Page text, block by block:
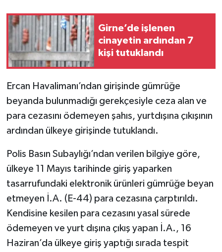
Girne’de işlenen
cinayetin ardından 7
kişi tutuklandı
Ercan Havalimanı’ndan girişinde gümrüğe
beyanda bulunmadığı gerekçesiyle ceza alan ve
para cezasını ödemeyen şahıs, yurtdışına çıkışının
ardından ülkeye girişinde tutuklandı.
Polis Basın Subaylığı’ndan verilen bilgiye göre,
ülkeye 11 Mayıs tarihinde giriş yaparken
tasarrufundaki elektronik ürünleri gümrüğe beyan
etmeyen İ.A. (E-44) para cezasına çarptırıldı.
Kendisine kesilen para cezasını yasal sürede
ödemeyen ve yurt dışına çıkış yapan İ.A., 16
Haziran’da ülkeye giriş yaptığı sırada tespit